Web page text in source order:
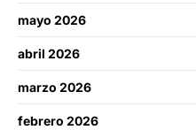
mayo 2026
abril 2026
marzo 2026
febrero 2026